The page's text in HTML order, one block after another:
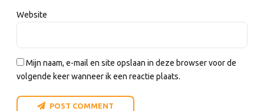
Website
Mijn naam, e-mail en site opslaan in deze browser voor de
volgende keer wanneer ik een reactie plaats.
POST COMMENT